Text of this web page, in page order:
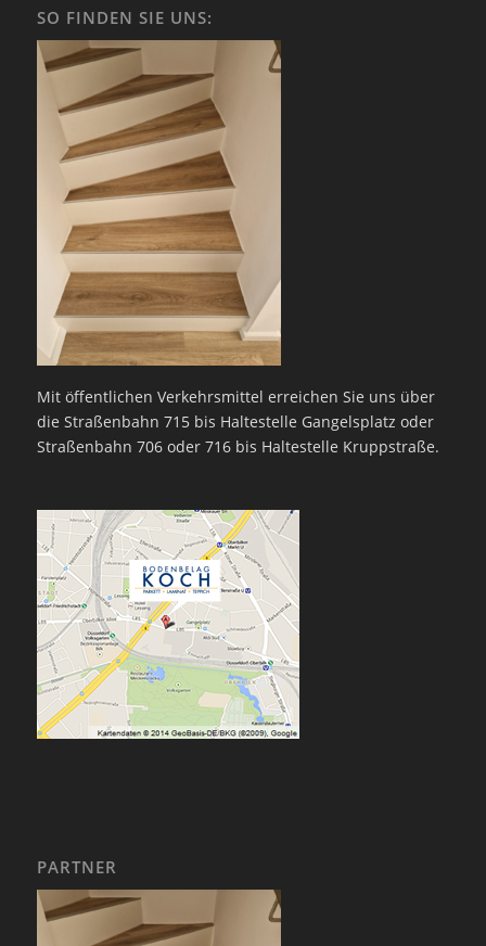
SO FINDEN SIE UNS:
Mit öffentlichen Verkehrsmittel erreichen Sie uns über
die Straßenbahn 715 bis Haltestelle Gangelsplatz oder
Straßenbahn 706 oder 716 bis Haltestelle Kruppstraße.
PARTNER